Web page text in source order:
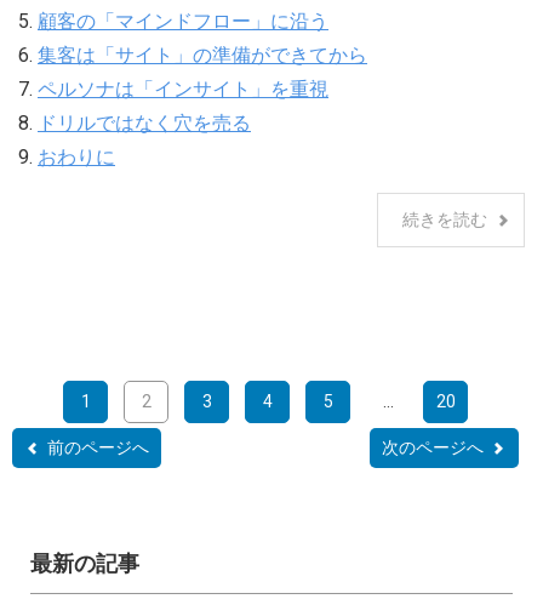
5. 顧客の「マインドフロー」に沿う
6. 集客は「サイト」の準備ができてから
7. ペルソナは「インサイト」を重視
8. ドリルではなく穴を売る
9. おわりに
続きを読む
前のページへ 次のページへ
1 2 3 4 5 20
最新の記事